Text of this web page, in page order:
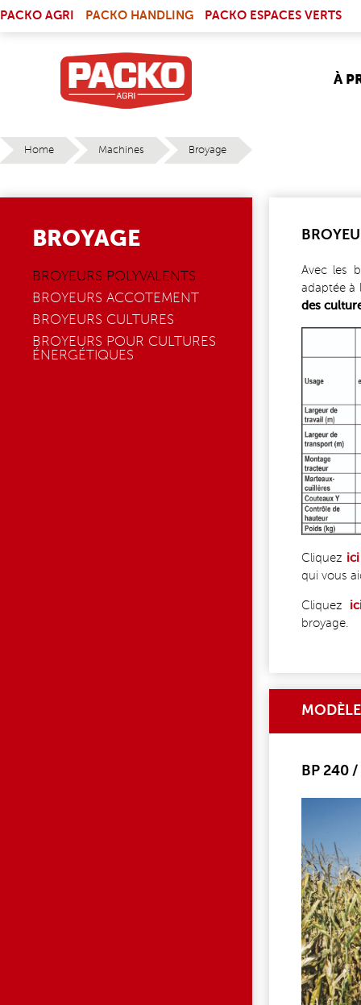
PACKO AGRI
PACKO HANDLING PACKO ESPACES VERTS
À
Home Machines Broyage
BROYAGE
BROYEURS POLYVALENTS
BROYEURS ACCOTEMENT
BROYEURS CULTURES
BROYEURS POUR CULTURES
ÉNERGÉTIQUES
Avec les
adaptée à
des
Cliquez ici
qui vous
Cliquez
broyage.
BP 240